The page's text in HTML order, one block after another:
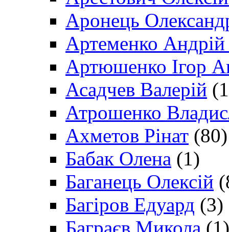
Аронець
Артеменко Андрій
Артюшенко Ігор
Асадчев Валерій
Атрошенко
Ахметов Рінат (80)
Бабак Олена (1)
Баганець Олексій
Багіров Едуард (3)
Баграєв Микола (1)